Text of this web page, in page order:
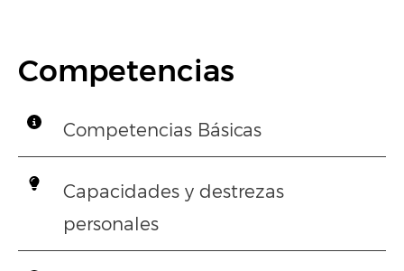
Competencias
Competencias Básicas
Capacidades y destrezas
personales